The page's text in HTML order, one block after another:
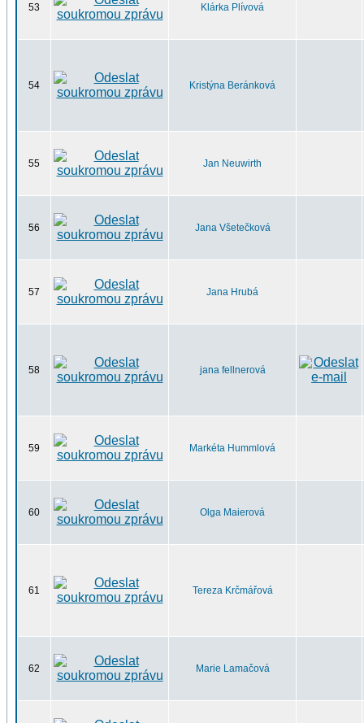
53 Klárka Plívová
54 Kristýna Beránková
55 Jan Neuwirth
56 Jana Všetečková
57 Jana Hrubá
58 jana fellnerová
59 Markéta Hummlová
60 Olga Maierová
61 Tereza Krčmářová
62 Marie Lamačová